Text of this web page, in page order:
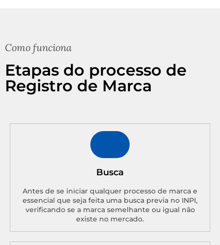
Como funciona
Etapas do processo de
Registro de Marca
Busca
Antes de se iniciar qualquer processo de marca e
essencial que seja feita uma busca previa no INPI,
verificando se a marca semelhante ou igual não
existe no mercado.